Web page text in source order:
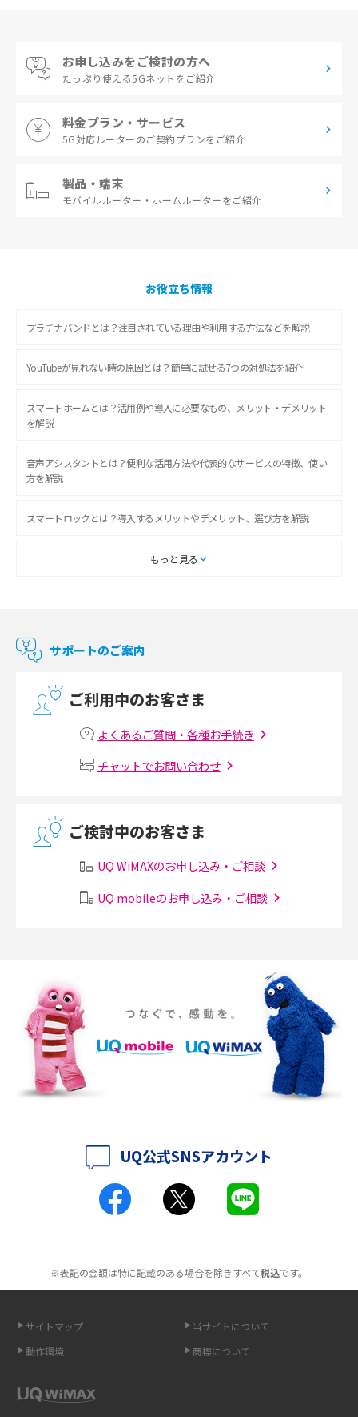
お申し込みをご検討の方へ
たっぷり使える5Gネットをご紹介
料金プラン・サービス
5G対応ルーターのご契約プランをご紹介
製品・端末
モバイルルーター・ ホームルーターをご紹介
お役立ち情報
プラチナバンドとは？注目されている理由や利用する方法などを解説
YouTubeが見れない時の原因とは？簡単に試せる7つの対処法を紹介
スマートホームとは？活用例や導入に必要なもの、メリット・デメリット
を解説
音声アシスタントとは？便利な活用方法や代表的なサービスの特徴、使い
方を解説
スマートロックとは？導入するメリットやデメリット、選び方を解説
スマートテレビとは？特徴や選び方、使い方をわかりやすく解説
マンションで使えるWi-Fiは？種類ごとの特徴や選び方を紹介
マンションで光回線の利用を始める手順は？設備状況の確認方法も解説
Wi-Fiルーターの設定方法をわかりやすく解説！事前に準備すべきものも紹
無線LANとは？メリット・デメリットや接続方法を解説
メッシュWi-Fiとは？仕組みやメリット・デメリット、中継機との違いを解
ポケット型Wi-Fiをレンタルするメリットとは？選び方や向いている方の特
徴も紹介
持ち運びできるポケット型Wi-Fiのおススメの選び方は？メリット・デメリ
ットも紹介
ポケット型Wi-Fiとは？通信の仕組みやメリット・デメリットを解説
工事不要！置くだけWi-Fiの特徴は？メリット・デメリットや選び方を解説
介
ポケット型Wi-Fi（モバイルWi-Fi）とは？おススメする方の特徴や選び方を
もっと見る
サポートのご案内
ご利用中のお客さま
よくあるご質問・各種お手続き
チャットでお問い合わせ
ご検討中のお客さま
UQ WiMAXのお申し込み・ご相談
UQ mobileのお申し込み・ご相談
UQ公式SNSアカウント
※表記の金額は特に記載のある場合を除きすべて税込です。
サイトマップ
当サイトについて
動作環境
商標について